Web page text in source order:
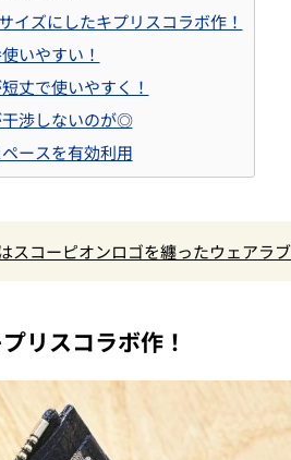
イズにしたキプリスコラボ作！
いやすい！
丈で使いやすく！
干渉しないのが◎
ースを有効利用
スコーピオンロゴを纏ったウェアラ
リスコラボ作！